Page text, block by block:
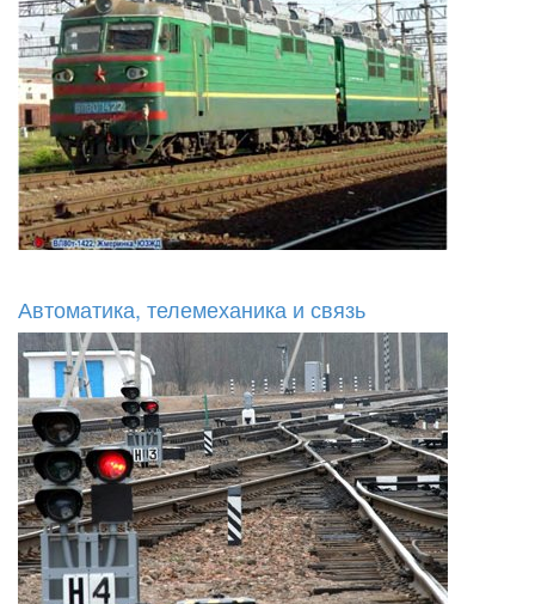
Автоматика, телемеханика и связь